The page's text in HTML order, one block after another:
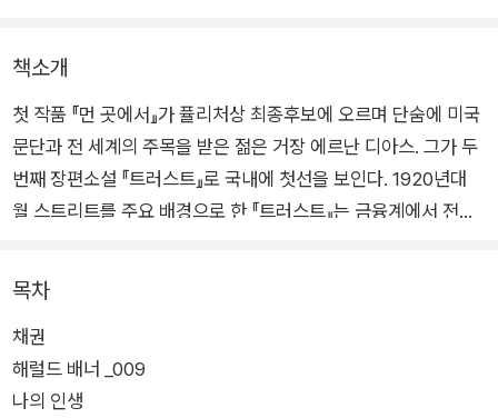
책소개
첫 작품 『먼 곳에서』가 퓰리처상 최종후보에 오르며 단숨에 미국
문단과 전 세계의 주목을 받은 젊은 거장 에르난 디아스. 그가 두
번째 장편소설 『트러스트』로 국내에 첫선을 보인다. 1920년대
월 스트리트를 주요 배경으로 한 『트러스트』는 금융계에서 전설
드 베벨 부부에 대해 네 가지 서로 다른 이야기를 펼쳐나가면서
경제, 금융, 돈, 권력, 계급 등 오늘날 가장 시급하고 중요한 문제
를 다룬다.
‘트러스트’라는 제목이 신뢰와 믿음이라는 가치뿐 아니라 기업합
목차
채권
해럴드 배너 _009
나의 인생